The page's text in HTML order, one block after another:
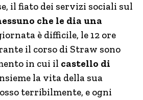
il fiato dei servizi sociali sul
che le dia una
è difficile, le 12 ore
il corso di Straw sono
in cui il castello di
la vita della sua
terribilmente, e ogni